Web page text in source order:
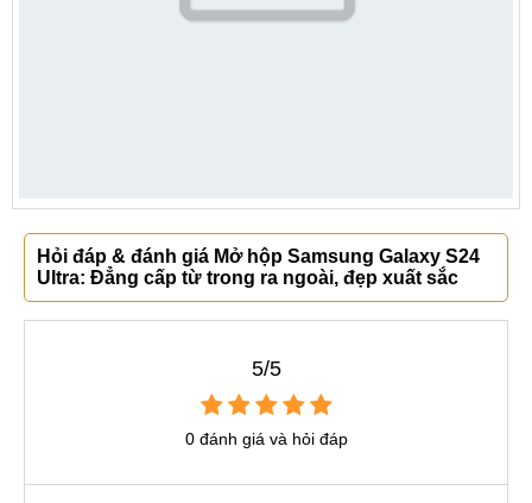
Hỏi đáp & đánh giá Mở hộp Samsung Galaxy S24
Ultra: Đẳng cấp từ trong ra ngoài, đẹp xuất sắc
5/5
0 đánh giá và hỏi đáp